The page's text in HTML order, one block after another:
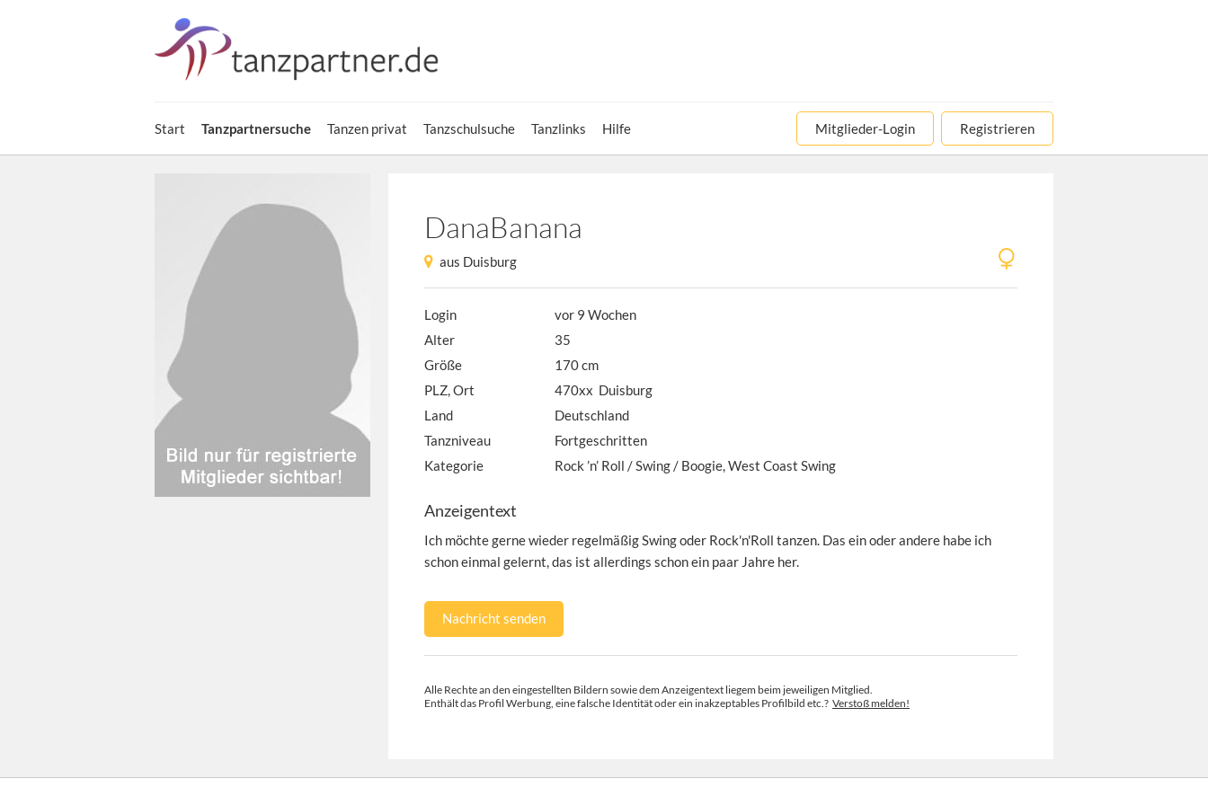
Start Tanzpartnersuche Tanzen privat Tanzschulsuche Tanzlinks Hilfe Mitglieder-Login Registrieren
DanaBanana
aus Duisburg
Login
vor 9 Wochen
Alter
35
Größe
170 cm
PLZ, Ort
470xx Duisburg
Land
Deutschland
Tanzniveau
Fortgeschritten
Kategorie
Rock ’n’ Roll / Swing / Boogie, West Coast Swing
Anzeigentext
Ich möchte gerne wieder regelmäßig Swing oder Rock'n'Roll tanzen. Das ein oder andere habe ich
schon einmal gelernt, das ist allerdings schon ein paar Jahre her.
Nachricht senden
Alle Rechte an den eingestellten Bildern sowie dem Anzeigentext liegem beim jeweiligen Mitglied.
Enthält das Profil Werbung, eine falsche Identität oder ein inakzeptables Profilbild etc.? Verstoß melden!